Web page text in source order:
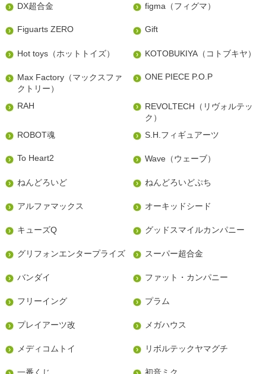
DX超合金 figma（フィグマ）
Figuarts ZERO Gift
Hot toys（ホットトイズ） KOTOBUKIYA（コトブキヤ）
Max Factory（マックスファ
クトリー）
ONE PIECE P.O.P
RAH
REVOLTECH（リヴォルテッ
ク）
ROBOT魂
S.H.フィギュアーツ
To Heart2 Wave（ウェーブ）
ねんどろいど ねんどろいどぷち
アルファマックス オーキッドシード
キューズQ グッドスマイルカンパニー
グリフォンエンタープライズ スーパー超合金
バンダイ ファット・カンパニー
フリーイング プラム
プレイアーツ改 メガハウス
メディコムトイ リボルテックヤマグチ